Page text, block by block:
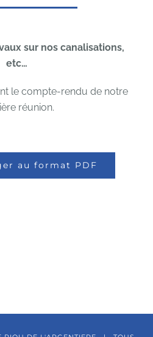
sur nos canalisations,
etc…
le compte-rendu de notre
réunion.
au format PDF